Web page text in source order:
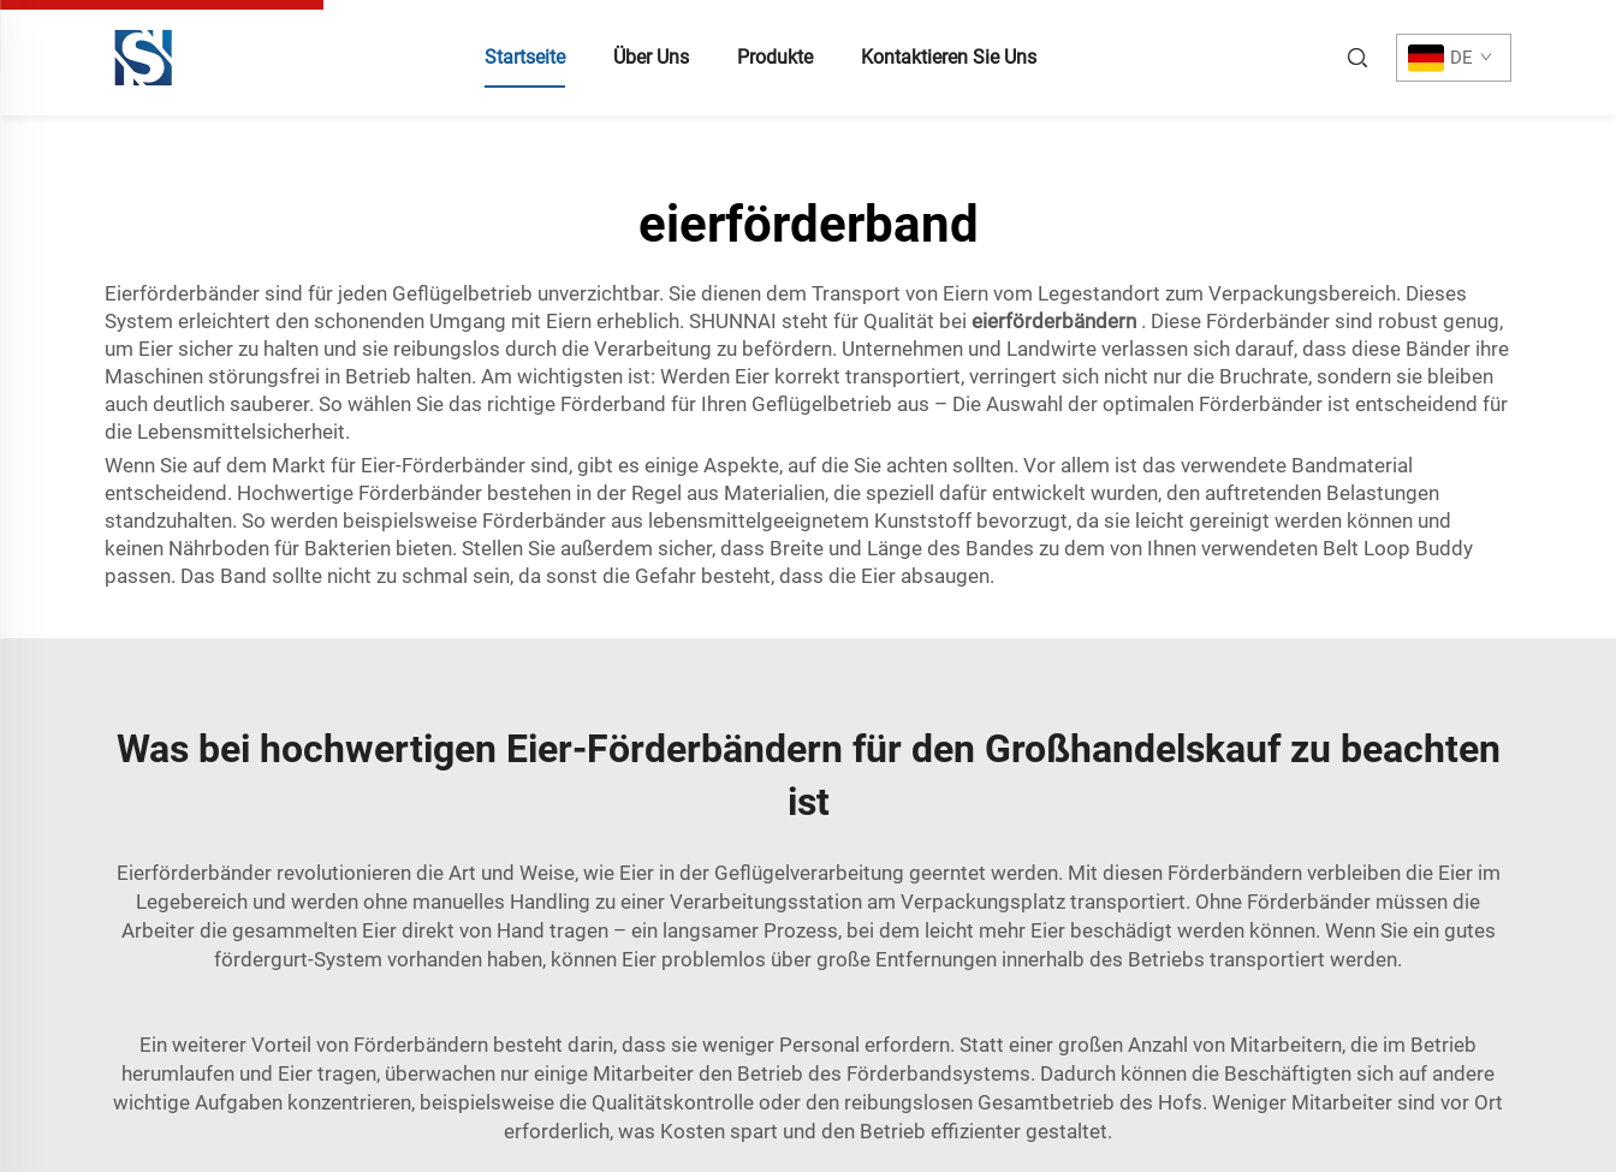
Startseite Über Uns Produkte Kontaktieren Sie Uns DE
eierförderband
Eierförderbänder sind für jeden Geflügelbetrieb unverzichtbar. Sie dienen dem Transport von Eiern vom Legestandort zum Verpackungsbereich. Dieses
System erleichtert den schonenden Umgang mit Eiern erheblich. SHUNNAI steht für Qualität bei eierförderbändern . Diese Förderbänder sind robust genug,
um Eier sicher zu halten und sie reibungslos durch die Verarbeitung zu befördern. Unternehmen und Landwirte verlassen sich darauf, dass diese Bänder ihre
Maschinen störungsfrei in Betrieb halten. Am wichtigsten ist: Werden Eier korrekt transportiert, verringert sich nicht nur die Bruchrate, sondern sie bleiben
auch deutlich sauberer. So wählen Sie das richtige Förderband für Ihren Geflügelbetrieb aus – Die Auswahl der optimalen Förderbänder ist entscheidend für
die Lebensmittelsicherheit.
Wenn Sie auf dem Markt für Eier-Förderbänder sind, gibt es einige Aspekte, auf die Sie achten sollten. Vor allem ist das verwendete Bandmaterial
entscheidend. Hochwertige Förderbänder bestehen in der Regel aus Materialien, die speziell dafür entwickelt wurden, den auftretenden Belastungen
standzuhalten. So werden beispielsweise Förderbänder aus lebensmittelgeeignetem Kunststoff bevorzugt, da sie leicht gereinigt werden können und
keinen Nährboden für Bakterien bieten. Stellen Sie außerdem sicher, dass Breite und Länge des Bandes zu dem von Ihnen verwendeten Belt Loop Buddy
passen. Das Band sollte nicht zu schmal sein, da sonst die Gefahr besteht, dass die Eier absaugen.
Was bei hochwertigen Eier-Förderbändern für den Großhandelskauf zu beachten
ist
Eierförderbänder revolutionieren die Art und Weise, wie Eier in der Geflügelverarbeitung geerntet werden. Mit diesen Förderbändern verbleiben die Eier im
Legebereich und werden ohne manuelles Handling zu einer Verarbeitungsstation am Verpackungsplatz transportiert. Ohne Förderbänder müssen die
Arbeiter die gesammelten Eier direkt von Hand tragen – ein langsamer Prozess, bei dem leicht mehr Eier beschädigt werden können. Wenn Sie ein gutes
fördergurt-System vorhanden haben, können Eier problemlos über große Entfernungen innerhalb des Betriebs transportiert werden.
Ein weiterer Vorteil von Förderbändern besteht darin, dass sie weniger Personal erfordern. Statt einer großen Anzahl von Mitarbeitern, die im Betrieb
herumlaufen und Eier tragen, überwachen nur einige Mitarbeiter den Betrieb des Förderbandsystems. Dadurch können die Beschäftigten sich auf andere
wichtige Aufgaben konzentrieren, beispielsweise die Qualitätskontrolle oder den reibungslosen Gesamtbetrieb des Hofs. Weniger Mitarbeiter sind vor Ort
erforderlich, was Kosten spart und den Betrieb effizienter gestaltet.